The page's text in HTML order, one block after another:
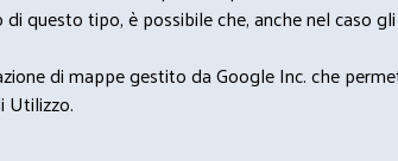
questo tipo, è possibile che, anche nel
di mappe gestito da Google Inc. che
Utilizzo.